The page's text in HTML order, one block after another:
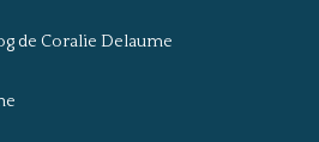
de Coralie Delaume